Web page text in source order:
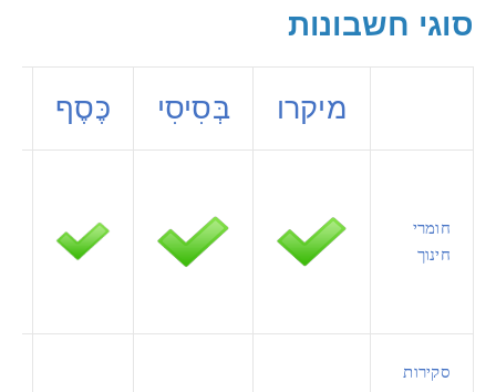
סוגי חשבונות
מיקרו בְּסִיסִי כֶּסֶף
חומרי
חינוך
סקירות